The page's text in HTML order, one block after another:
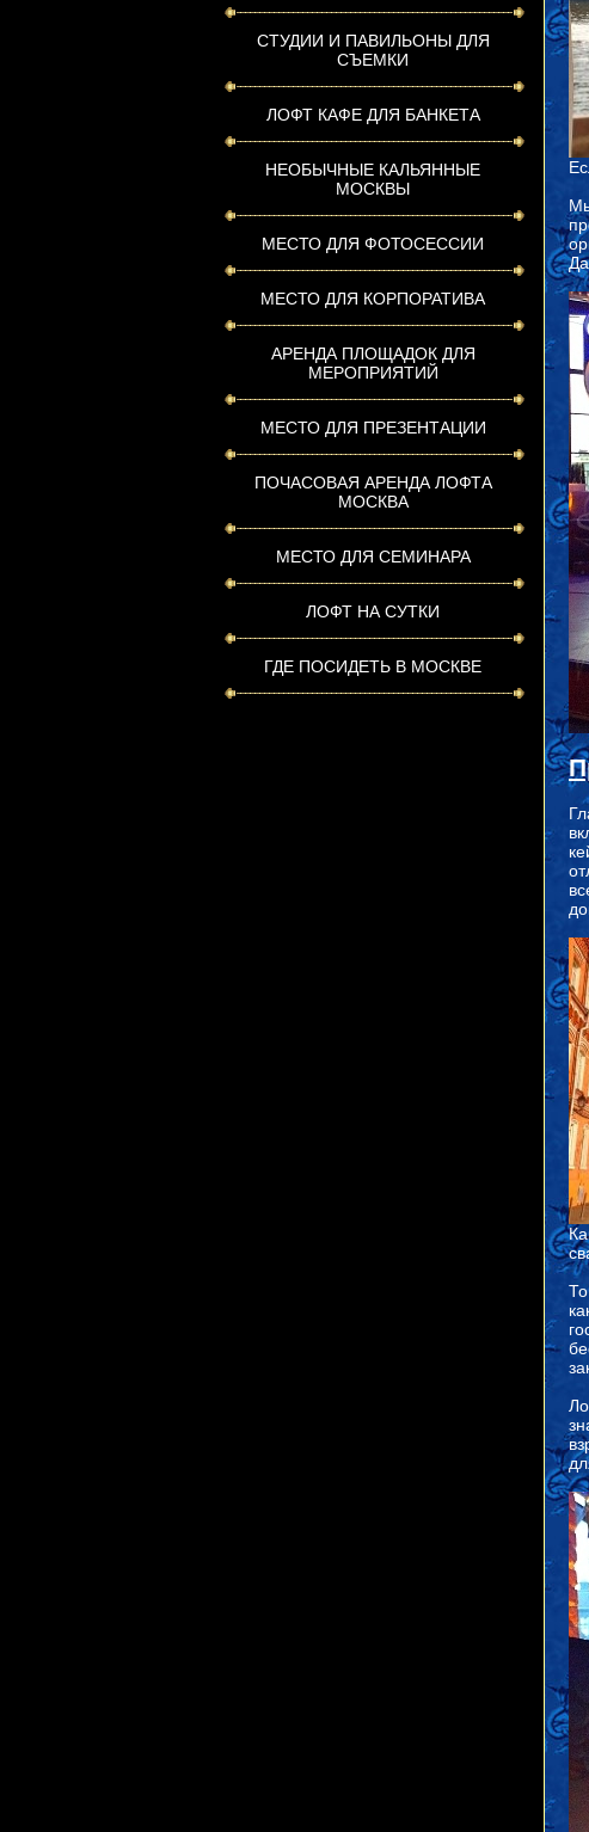
СТУДИИ И ПАВИЛЬОНЫ ДЛЯ
СЪЕМКИ
ЛОФТ КАФЕ ДЛЯ БАНКЕТА
НЕОБЫЧНЫЕ КАЛЬЯННЫЕ
МОСКВЫ
МЕСТО ДЛЯ ФОТОСЕССИИ
МЕСТО ДЛЯ КОРПОРАТИВА
АРЕНДА ПЛОЩАДОК ДЛЯ
МЕРОПРИЯТИЙ
МЕСТО ДЛЯ ПРЕЗЕНТАЦИИ
ПОЧАСОВАЯ АРЕНДА ЛОФТА
МОСКВА
МЕСТО ДЛЯ СЕМИНАРА
ЛОФТ НА СУТКИ
ГДЕ ПОСИДЕТЬ В МОСКВЕ